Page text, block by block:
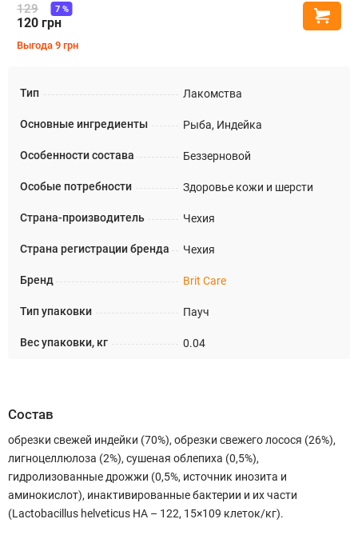
Тип Лакомства
Основные ингредиенты Рыба, Индейка
Особенности состава Беззерновой
Особые потребности Здоровье кожи и шерсти
Страна-производитель Чехия
Страна регистрации бренда Чехия
Бренд Brit Care
Тип упаковки Пауч
Вес упаковки, кг 0.04
129
120 грн
7%
Выгода 9 грн
Состав
обрезки свежей индейки (70%), обрезки свежего лосося (26%),
лигноцеллюлоза (2%), сушеная облепиха (0,5%),
гидролизованные дрожжи (0,5%, источник инозита и
аминокислот), инактивированные бактерии и их части
(Lactobacillus helveticus HA – 122, 15×109 клеток/кг).